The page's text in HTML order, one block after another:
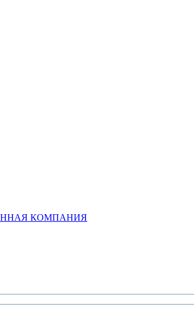
КОМПАНИЯ